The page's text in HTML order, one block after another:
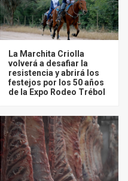
La Marchita Criolla
volverá a desafiar la
resistencia y abrirá los
festejos por los 50 años
de la Expo Rodeo Trébol